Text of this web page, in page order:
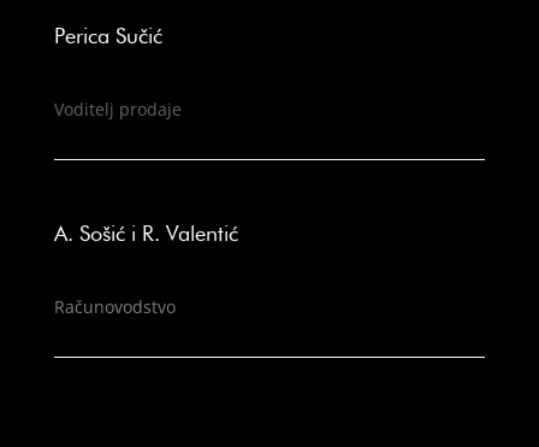
Perica Sučić
Voditelj prodaje
A. Sošić i R. Valentić
Računovodstvo